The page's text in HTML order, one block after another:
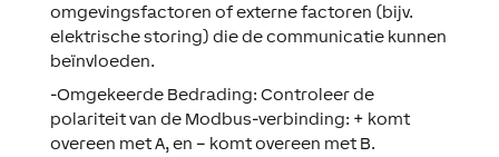
omgevingsfactoren of externe factoren (bijv.
elektrische storing) die de communicatie kunnen
beïnvloeden.
-Omgekeerde Bedrading: Controleer de
polariteit van de Modbus-verbinding: + komt
overeen met A, en – komt overeen met B.